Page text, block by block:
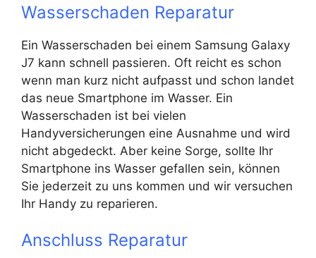
Wasserschaden Reparatur
Ein Wasserschaden bei einem Samsung Galaxy
J7 kann schnell passieren. Oft reicht es schon
wenn man kurz nicht aufpasst und schon landet
das neue Smartphone im Wasser. Ein
Wasserschaden ist bei vielen
Handyversicherungen eine Ausnahme und wird
nicht abgedeckt. Aber keine Sorge, sollte Ihr
Smartphone ins Wasser gefallen sein, können
Sie jederzeit zu uns kommen und wir versuchen
Ihr Handy zu reparieren.
Anschluss Reparatur